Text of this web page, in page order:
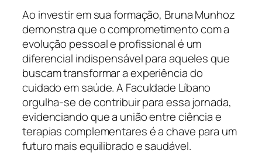
Ao investir em sua formação, Bruna Munhoz
demonstra que o comprometimento com a
evolução pessoal e profissional é um
diferencial indispensável para aqueles que
buscam transformar a experiência do
cuidado em saúde. A Faculdade Líbano
orgulha-se de contribuir para essa jornada,
evidenciando que a união entre ciência e
terapias complementares é a chave para um
futuro mais equilibrado e saudável.